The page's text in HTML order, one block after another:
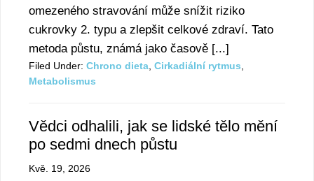
omezeného stravování může snížit riziko
cukrovky 2. typu a zlepšit celkové zdraví. Tato
metoda půstu, známá jako časově [...]
Filed Under: Chrono dieta Cirkadiální rytmus
Metabolismus
Vědci odhalili, jak se lidské tělo mění
po sedmi dnech půstu
Kvě. 19, 2026